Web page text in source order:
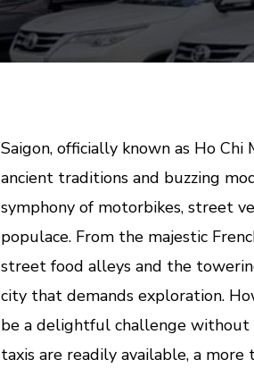
Saigon, officially known as Ho Chi
ancient traditions and buzzing
symphony of motorbikes, street
populace. From the majestic
street food alleys and the
city that demands exploration.
be a delightful challenge
taxis are readily available, a